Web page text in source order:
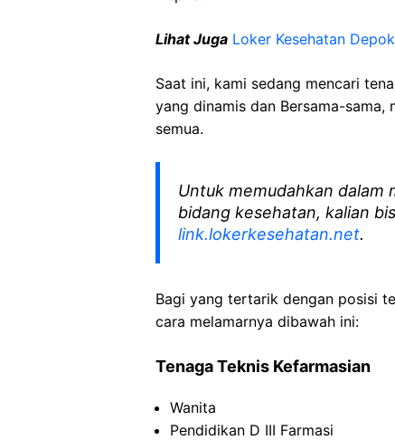
Lihat Juga Loker Kesehatan Depok
Saat ini, kami sedang mencari
yang dinamis dan Bersama-
semua.
Untuk memudahkan dalam
bidang kesehatan, kalian
link.lokerkesehatan.net.
Bagi yang tertarik dengan posisi
cara melamarnya dibawah ini:
Tenaga Teknis Kefarmasian
Wanita
Pendidikan D III Farmasi